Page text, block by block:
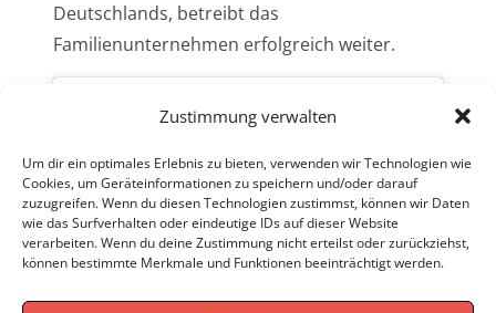
Zustimmung verwalten
Um dir ein optimales Erlebnis zu bieten, verwenden wir Technologien wie
Cookies, um Geräteinformationen zu speichern und/oder darauf
zuzugreifen. Wenn du diesen Technologien zustimmst, können wir Daten
wie das Surfverhalten oder eindeutige IDs auf dieser Website
verarbeiten. Wenn du deine Zustimmung nicht erteilst oder zurückziehst,
können bestimmte Merkmale und Funktionen beeinträchtigt werden.
Deutschlands, betreibt das
Familienunternehmen erfolgreich weiter.
Klicke hier, um Marketing-Cookies zu
akzeptieren und diesen Inhalt zu